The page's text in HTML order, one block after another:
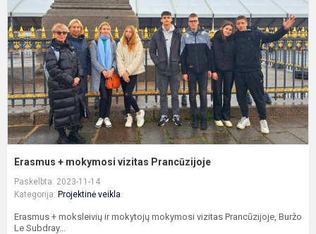
Erasmus + mokymosi vizitas Prancūzijoje
Paskelbta: 2023-11-14
Kategorija: Projektinė veikla
Erasmus + moksleivių ir mokytojų mokymosi vizitas Prancūzijoje, Buržo
Le Subdray...